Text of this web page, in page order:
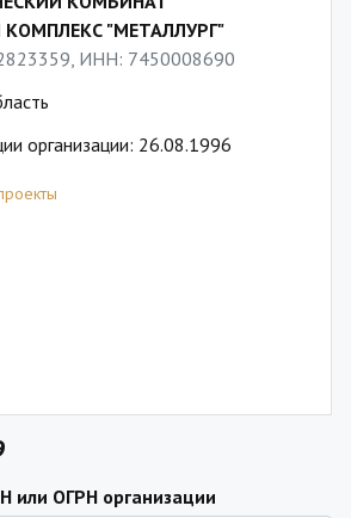
"МЕТАЛЛУРГ"
ИНН: 7450008690
организации: 26.08.1996
или ОГРН организации